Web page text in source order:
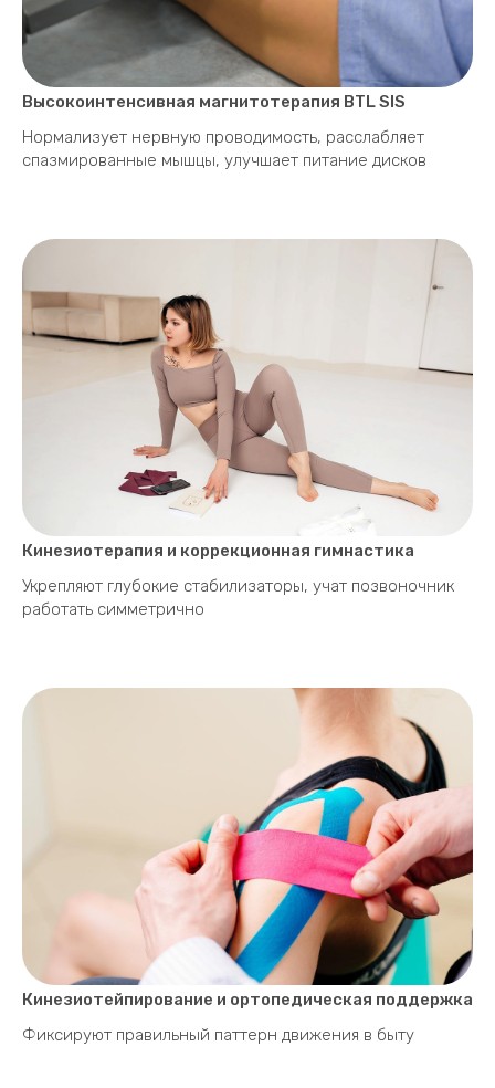
Высокоинтенсивная магнитотерапия BTL SIS
Нормализует нервную проводимость, расслабляет
спазмированные мышцы, улучшает питание дисков
Кинезиотерапия и коррекционная гимнастика
Укрепляют глубокие стабилизаторы, учат позвоночник
работать симметрично
Кинезиотейпирование и ортопедическая поддержка
Фиксируют правильный паттерн движения в быту